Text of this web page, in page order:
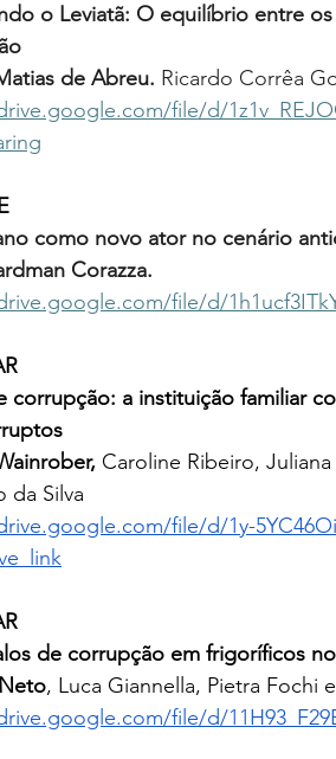
o Leviatã: O equilíbrio entre
de Abreu. Ricardo Corrêa
file/d/
como novo ator no cenário
Corazza.
file/d/
corrupção: a instituição familiar
Caroline Ribeiro,
da Silva
file/d/1y-
de corrupção em frigoríficos
, Luca Giannella, Pietra Fochi
file/d/